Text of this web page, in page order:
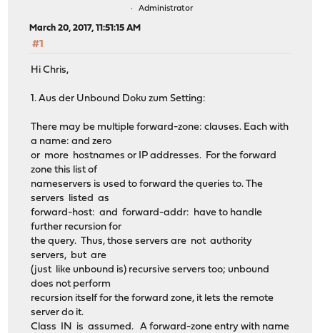
Administrator
March 20, 2017, 11:51:15 AM
#1
Hi Chris,
1. Aus der Unbound Doku zum Setting:
There may be multiple forward-zone: clauses. Each with
a name: and zero
or more hostnames or IP addresses. For the forward
zone this list of
nameservers is used to forward the queries to. The
servers listed as
forward-host: and forward-addr: have to handle
further recursion for
the query. Thus, those servers are not authority
servers, but are
(just like unbound is) recursive servers too; unbound
does not perform
recursion itself for the forward zone, it lets the remote
server do it.
Class IN is assumed. A forward-zone entry with name